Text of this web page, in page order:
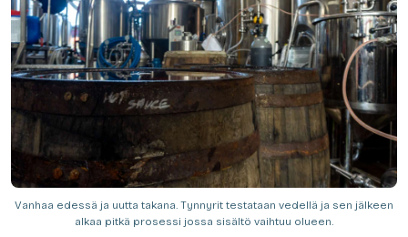
Vanhaa edessä ja uutta takana. Tynnyrit testataan vedellä ja sen jälkeen
alkaa pitkä prosessi jossa sisältö vaihtuu olueen.